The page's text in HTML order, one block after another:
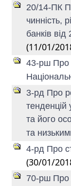
20/14-ПК
чинність,
банків
(11/01/
43-рш Про
3-рд Про
тенденцій
та його
та
4-рд Про
(30/01/
70-рш Про